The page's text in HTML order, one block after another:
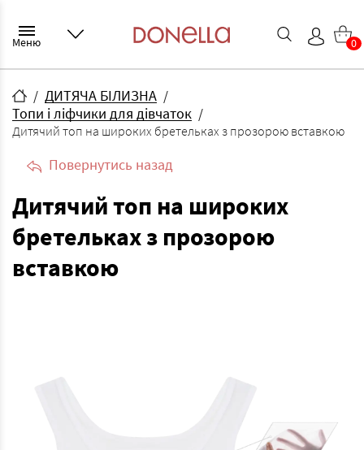
Меню 0
ДИТЯЧА БІЛИЗНА
Топи і ліфчики для дівчаток
Дитячий топ на широких бретельках з прозорою вставкою
Повернутись назад
Дитячий топ на широких
бретельках з прозорою
вставкою